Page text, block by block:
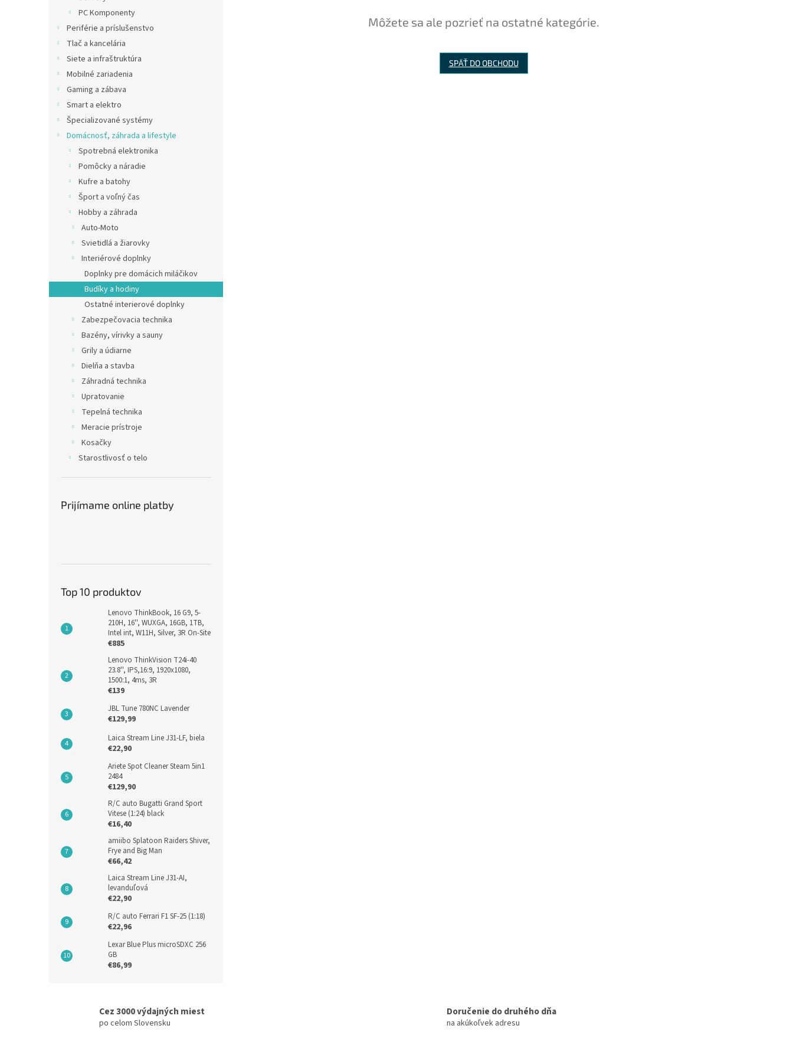
PC Komponenty
Periférie a príslušenstvo
Tlač a kancelária
Siete a infraštruktúra
Mobilné zariadenia
Gaming a zábava
Smart a elektro
Špecializované systémy
Domácnosť, záhrada a lifestyle
Spotrebná elektronika
Pomôcky a náradie
Kufre a batohy
Šport a voľný čas
Hobby a záhrada
Auto-Moto
Svietidlá a žiarovky
Interiérové doplnky
Doplnky pre domácich miláčikov
Budíky a hodiny
Ostatné interierové doplnky
Zabezpečovacia technika
Bazény, vírivky a sauny
Grily a údiarne
Dielňa a stavba
Záhradná technika
Upratovanie
Tepelná technika
Meracie prístroje
Kosačky
Starostlivosť o telo
Prijímame online platby
Top 10 produktov
Lenovo ThinkBook, 16 G9, 5-
210H, 16'', WUXGA, 16GB, 1TB,
Intel int, W11H, Silver, 3R On-Site
€885
Lenovo ThinkVision T24i-40
23.8'', IPS,16:9, 1920x1080,
1500:1, 4ms, 3R
€139
JBL Tune 780NC Lavender
€129,99
Laica Stream Line J31-LF, biela
€22,90
Ariete Spot Cleaner Steam 5in1
2484
€129,90
R/C auto Bugatti Grand Sport
Vitese (1:24) black
€16,40
amiibo Splatoon Raiders Shiver,
Frye and Big Man
€66,42
Laica Stream Line J31-AI,
levanduľová
€22,90
R/C auto Ferrari F1 SF-25 (1:18)
€22,96
Lexar Blue Plus microSDXC 256
GB
€86,99
Môžete sa ale pozrieť na ostatné kategórie.
SPÄŤ DO OBCHODU
Cez 3000 výdajných miest
po celom Slovensku
Doručenie do druhého dňa
na akúkoľvek adresu